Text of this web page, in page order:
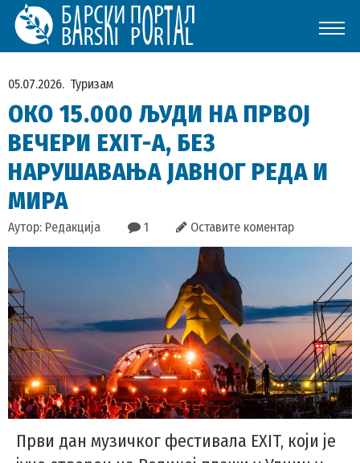
05.07.2026. Туризам
ОКО 15.000 ЉУДИ НА ПРВОЈ
ВЕЧЕРИ EXIT-А, БЕЗ
НАРУШАВАЊА ЈАВНОГ РЕДА И
МИРА
Аутор: Редакција 1 Оставите коментар
Први дан музичког фестивала EXIT, који је